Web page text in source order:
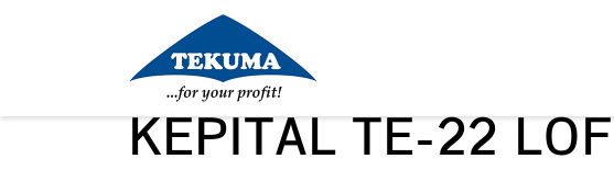
KEPITAL TE-22 LOF